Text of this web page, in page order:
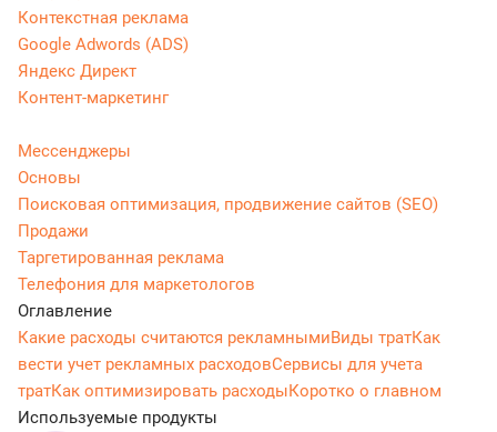
Контекстная реклама
Google Adwords (ADS)
Яндекс Директ
Контент-маркетинг
Мессенджеры
Основы
Поисковая оптимизация, продвижение сайтов (SEO)
Продажи
Таргетированная реклама
Телефония для маркетологов
Оглавление
Какие расходы считаются рекламнымиВиды тратКак
вести учет рекламных расходовСервисы для учета
тратКак оптимизировать расходыКоротко о главном
Используемые продукты